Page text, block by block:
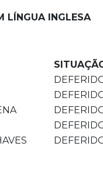
LÍNGUA INGLESA